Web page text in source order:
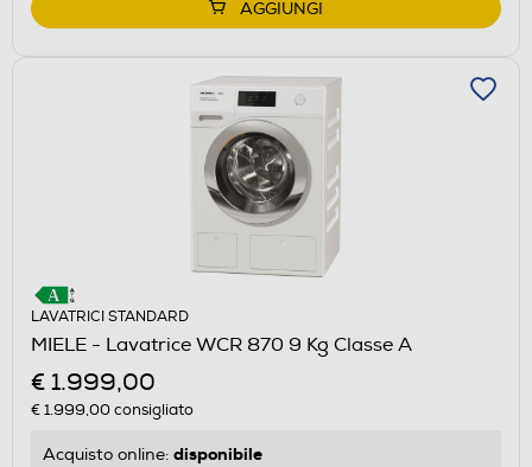
AGGIUNGI
LAVATRICI STANDARD
MIELE - Lavatrice WCR 870 9 Kg Classe A
€ 1.999,00
€ 1.999,00consigliato
Acquisto online: disponibile